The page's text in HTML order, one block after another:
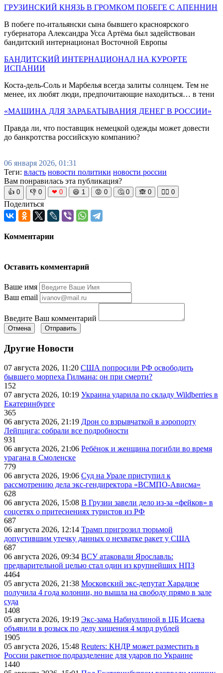
ГРУЗИНСКИЙ КНЯЗЬ В ГРОМКОМ ПОБЕГЕ С АПЕННИН
В побеге по-итальянски сына бывшего красноярского
губернатора Александра Усса Артёма был задействован
бандитский интернационал Восточной Европы
БАНДИТСКИЙ ИНТЕРНАЦИОНАЛ НА КУРОРТЕ
ИСПАНИИ
Коста-дель-Соль и Марбелья всегда залиты солнцем. Тем не
менее, их любят люди, предпочитающие находиться… в тени
«МАШИНА ДЛЯ ЗАРАБАТЫВАНИЯ ДЕНЕГ В РОССИИ»
Правда ли, что поставщик немецкой одежды может довести
до банкротства российскую компанию?
06 января 2026, 01:31
Теги: власть новости политики новости россии
Вам понравилась эта публикация?
👍 0 👎 0 ❤ 0 😆 1 😡 0 🤔 0 🙈 0 🧘‍♀️ 0
Поделиться
Комментарии
Оставить комментарий
Ваше имя
Ваш email
Введите Ваш комментарий
Отмена Отправить
Другие Новости
07 августа 2026, 11:20 США попросили РФ освободить
бывшего морпеха Гилмана: он при смерти?
152
07 августа 2026, 10:19 Украина ударила по складу Wildberries в
Екатеринбурге
365
06 августа 2026, 21:19 Дрон со взрывчаткой в аэропорту
Лейпцига: собрали все подробности
931
06 августа 2026, 21:06 Ребёнок и женщина погибли во время
урагана в Смоленске
779
06 августа 2026, 19:06 Суд на Урале приступил к
рассмотрению дела экс-гендиректора «ВСМПО-Ависма»
628
06 августа 2026, 15:08 В Грузии завели дело из-за «фейков» в
соцсетях о притеснениях туристов из РФ
687
06 августа 2026, 12:14 Трамп пригрозил тюрьмой
допустившим утечку данных о нехватке ракет у США
687
06 августа 2026, 09:34 ВСУ атаковали Ярославль:
предварительной целью стал один из крупнейших НПЗ
4464
05 августа 2026, 21:38 Московский экс-депутат Харадизе
получила 4 года колонии, но вышла на свободу прямо в зале
суда
1408
05 августа 2026, 19:19 Экс-зама Набиуллиной в ЦБ Исаева
объявили в розыск по делу хищения 4 млрд рублей
1905
05 августа 2026, 15:48 Reuters: КНДР может разместить в
России ракетное подразделение для ударов по Украине
1440